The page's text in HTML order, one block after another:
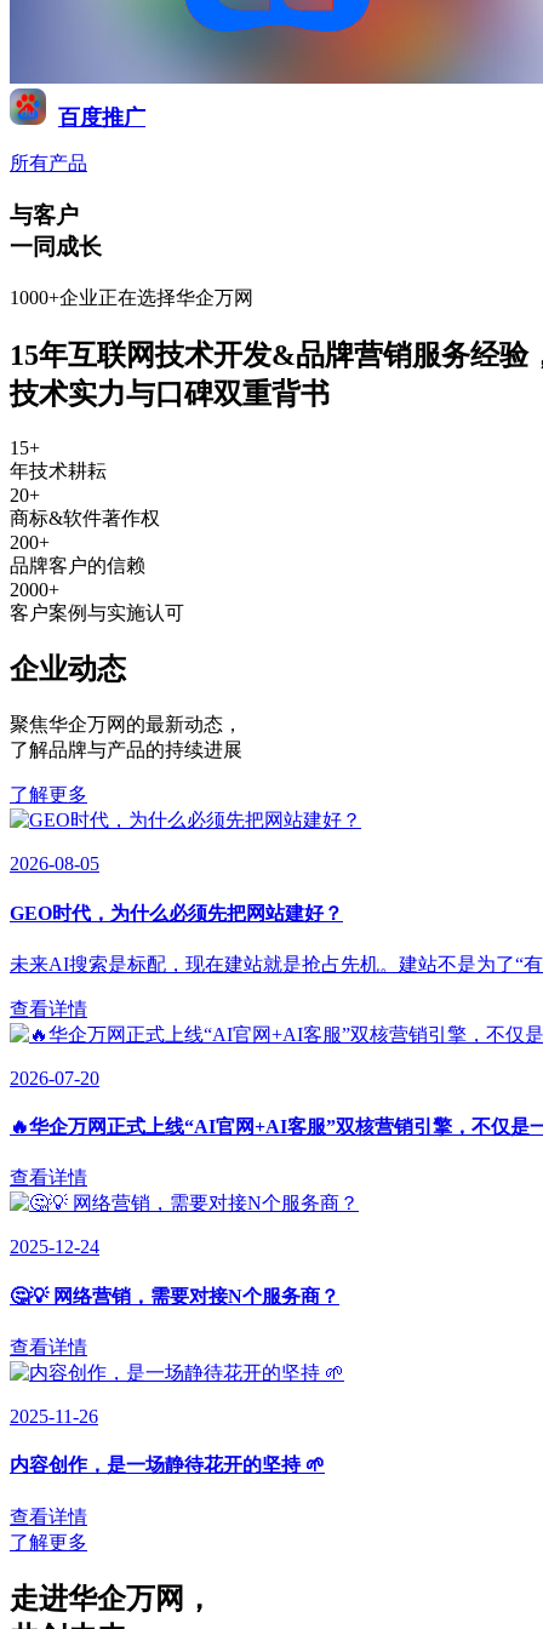
百度推广
所有产品
与客户
一同成长
1000+企业正在选择华企万网
15年互联网技术开发&品牌营销服务经验
技术实力与口碑双重背书
15+
年技术耕耘
20+
商标&软件著作权
200+
品牌客户的信赖
2000+
客户案例与实施认可
企业动态
聚焦华企万网的最新动态 ，
了解品牌与产品的持续进展
了解更多
2026-08-05
GEO时代，为什么必须先把网站建好？
未来AI搜索是标配，现在建站就是抢占先机。建站不是为了“
查看详情
2026-07-20
🔥华企万网正式上线“AI官网+AI客服”双核营销引擎，不仅是
查看详情
2025-12-24
🤔💡 网络营销，需要对接N个服务商？
查看详情
2025-11-26
内容创作，是一场静待花开的坚持 🌱
查看详情
了解更多
走进华企万网 ，